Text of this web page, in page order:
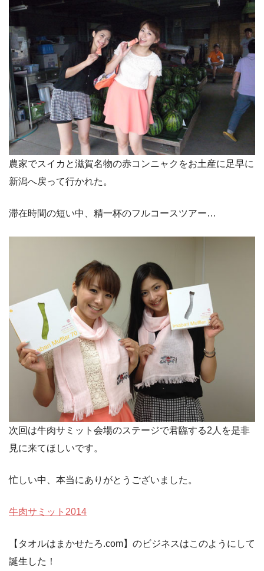
農家でスイカと滋賀名物の赤コンニャクをお土産に足早に
新潟へ戻って行かれた。
滞在時間の短い中、精一杯のフルコースツアー…
次回は牛肉サミット会場のステージで君臨する2人を是非
見に来てほしいです。
忙しい中、本当にありがとうございました。
牛肉サミット2014
【タオルはまかせたろ.com】のビジネスはこのようにして
誕生した！